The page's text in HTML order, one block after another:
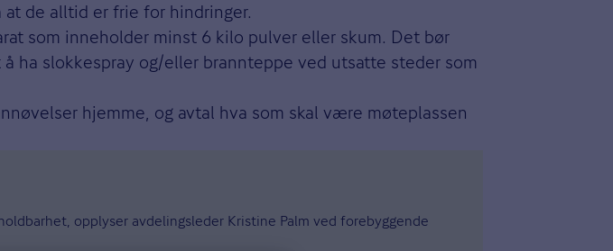
de alltid er frie for hindringer.
som inneholder minst 6 kilo pulver eller skum. Det bør
slokkespray og/eller brannteppe ved utsatte steder som
hjemme, og avtal hva som skal være møteplassen
opplyser avdelingsleder Kristine Palm ved forebyggende